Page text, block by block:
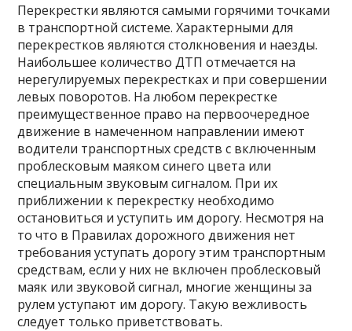
Перекрестки являются самыми горячими точками
в транспортной системе. Характерными для
перекрестков являются столкновения и наезды.
Наибольшее количество ДТП отмечается на
нерегулируемых перекрестках и при совершении
левых поворотов. На любом перекрестке
преимущественное право на первоочередное
движение в намеченном направлении имеют
водители транспортных средств с включенным
проблесковым маяком синего цвета или
специальным звуковым сигналом. При их
приближении к перекрестку необходимо
остановиться и уступить им дорогу. Несмотря на
то что в Правилах дорожного движения нет
требования уступать дорогу этим транспортным
средствам, если у них не включен проблесковый
маяк или звуковой сигнал, многие женщины за
рулем уступают им дорогу. Такую вежливость
следует только приветствовать.